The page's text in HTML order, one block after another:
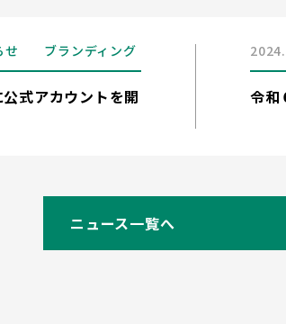
せ ブランディング
式アカウントを開
令和
ニュース一覧へ